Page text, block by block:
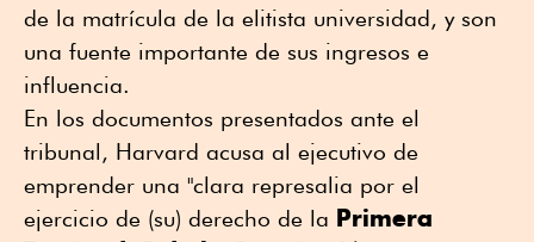
de la matrícula de la elitista universidad, y son
una fuente importante de sus ingresos e
influencia.
En los documentos presentados ante el
tribunal, Harvard acusa al ejecutivo de
emprender una "clara represalia por el
ejercicio de (su) derecho de la Primera